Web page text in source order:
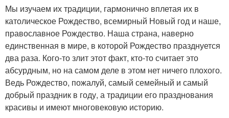
Мы изучаем их традиции, гармонично вплетая их в
католическое Рождество, всемирный Новый год и наше,
православное Рождество. Наша страна, наверно
единственная в мире, в которой Рождество празднуется
два раза. Кого-то злит этот факт, кто-то считает это
абсурдным, но на самом деле в этом нет ничего плохого.
Ведь Рождество, пожалуй, самый семейный и самый
добрый праздник в году, а традиции его празднования
красивы и имеют многовековую историю.